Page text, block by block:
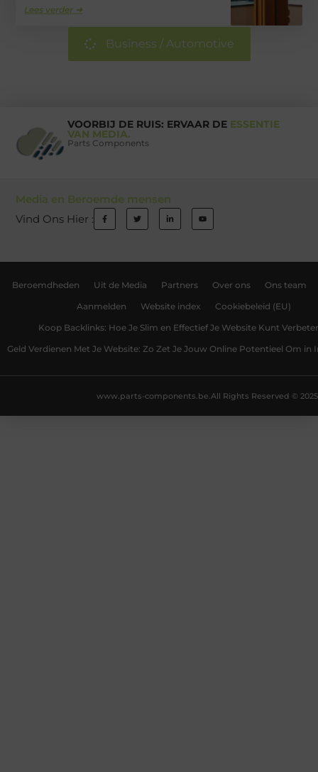
Lees verder ➜
Business / Automotive
VOORBIJ DE RUIS: ERVAAR DE ESSENTIE
VAN MEDIA.
Parts Components
Media en Beroemde mensen
Vind Ons Hier :
Beroemdheden Uit de Media Partners Over ons Ons team
Aanmelden Website index Cookiebeleid (EU)
Koop Backlinks: Hoe Je Slim en Effectief Je Website Kunt
Geld Verdienen Met Je Website: Zo Zet Je Jouw Online Potentieel Om in
All Rights Reserved © 2025
www.parts-components.be.